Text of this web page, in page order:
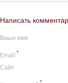
Написать
Ваше имя
Email *
Сайт